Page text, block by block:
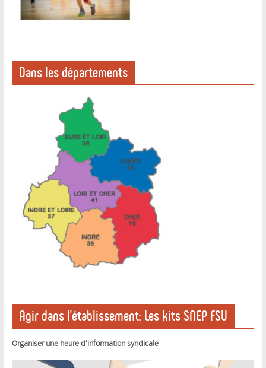
Dans les départements
Agir dans l’établissement: Les kits SNEP FSU
Organiser une heure d’information syndicale